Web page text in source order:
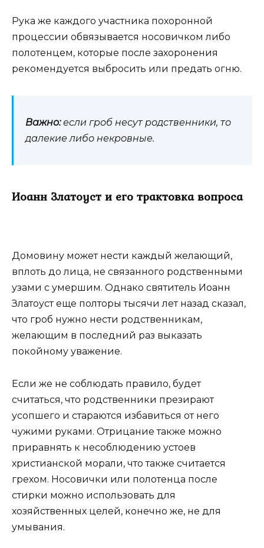
Рука же каждого участника похоронной
процессии обвязывается носовичком либо
полотенцем, которые после захоронения
рекомендуется выбросить или предать огню.
Важно:если гроб несут родственники, то
далекие либо некровные.
Иоанн Златоуст и его трактовка вопроса
Домовину может нести каждый желающий,
вплоть до лица, не связанного родственными
узами с умершим. Однако святитель Иоанн
Златоуст еще полторы тысячи лет назад сказал,
что гроб нужно нести родственникам,
желающим в последний раз выказать
покойному уважение.
Если же не соблюдать правило, будет
считаться, что родственники презирают
усопшего и стараются избавиться от него
чужими руками. Отрицание также можно
приравнять к несоблюдению устоев
христианской морали, что также считается
грехом. Носовички или полотенца после
стирки можно использовать для
хозяйственных целей, конечно же, не для
умывания.